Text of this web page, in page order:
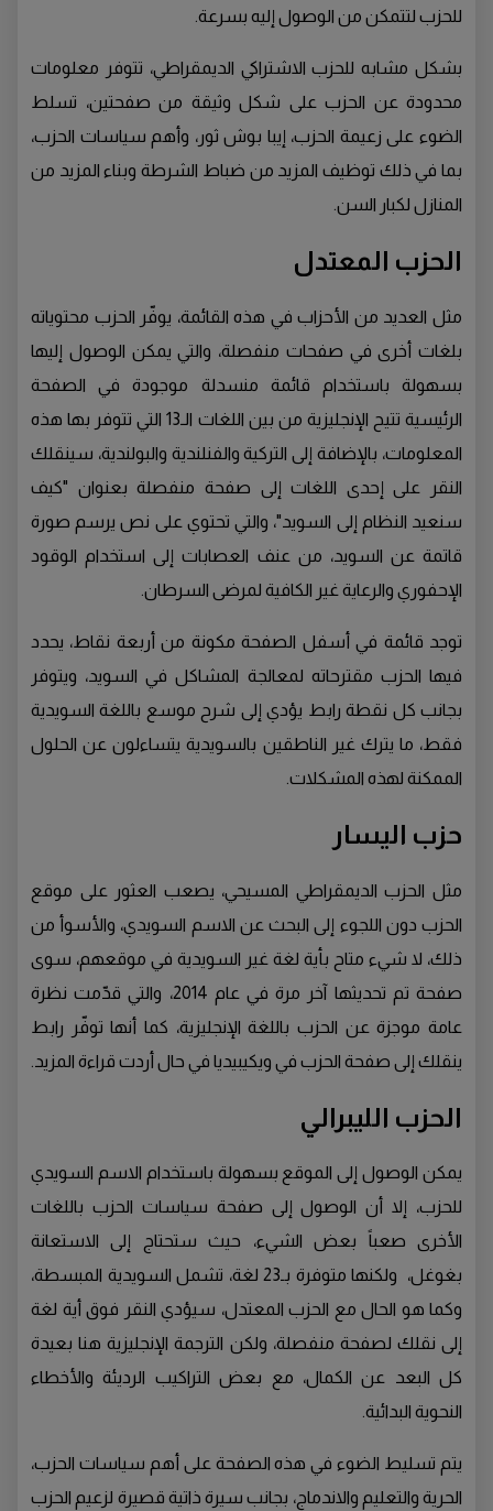
للحزب لتتمكن من الوصول إليه بسرعة.
بشكل مشابه للحزب الاشتراكي الديمقراطي، تتوفر معلومات
محدودة عن الحزب على شكل وثيقة من صفحتين، تسلط
الضوء على زعيمة الحزب، إيبا بوش ثور، وأهم سياسات الحزب،
بما في ذلك توظيف المزيد من ضباط الشرطة وبناء المزيد من
المنازل لكبار السن.
الحزب المعتدل
مثل العديد من الأحزاب في هذه القائمة، يوفّر الحزب محتوياته
بلغات أخرى في صفحات منفصلة، والتي يمكن الوصول إليها
بسهولة باستخدام قائمة منسدلة موجودة في الصفحة
الرئيسية تتيح الإنجليزية من بين اللغات الـ13 التي تتوفر بها هذه
المعلومات، بالإضافة إلى التركية والفنلندية والبولندية، سينقلك
النقر على إحدى اللغات إلى صفحة منفصلة بعنوان "كيف
سنعيد النظام إلى السويد"، والتي تحتوي على نص يرسم صورة
قاتمة عن السويد، من عنف العصابات إلى استخدام الوقود
الإحفوري والرعاية غير الكافية لمرضى السرطان.
توجد قائمة في أسفل الصفحة مكونة من أربعة نقاط، يحدد
فيها الحزب مقترحاته لمعالجة المشاكل في السويد، ويتوفر
بجانب كل نقطة رابط يؤدي إلى شرح موسع باللغة السويدية
فقط، ما يترك غير الناطقين بالسويدية يتساءلون عن الحلول
الممكنة لهذه المشكلات.
حزب اليسار
مثل الحزب الديمقراطي المسيحي، يصعب العثور على موقع
الحزب دون اللجوء إلى البحث عن الاسم السويدي، والأسوأ من
ذلك، لا شيء متاح بأية لغة غير السويدية في موقعهم، سوى
صفحة تم تحديثها آخر مرة في عام 2014، والتي قدّمت نظرة
عامة موجزة عن الحزب باللغة الإنجليزية، كما أنها توفّر رابط
ينقلك إلى صفحة الحزب في ويكيبيديا في حال أردت قراءة المزيد.
الحزب الليبرالي
يمكن الوصول إلى الموقع بسهولة باستخدام الاسم السويدي
للحزب، إلا أن الوصول إلى صفحة سياسات الحزب باللغات
الأخرى صعباً بعض الشيء، حيث ستحتاج إلى الاستعانة
بغوغل، ولكنها متوفرة بـ23 لغة، تشمل السويدية المبسطة،
وكما هو الحال مع الحزب المعتدل، سيؤدي النقر فوق أية لغة
إلى نقلك لصفحة منفصلة، ولكن الترجمة الإنجليزية هنا بعيدة
كل البعد عن الكمال، مع بعض التراكيب الرديئة والأخطاء
النحوية البدائية.
يتم تسليط الضوء في هذه الصفحة على أهم سياسات الحزب،
الحرية والتعليم والاندماج، بجانب سيرة ذاتية قصيرة لزعيم الحزب